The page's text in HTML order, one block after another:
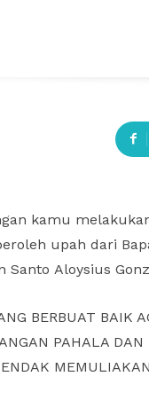
kamu
upah dari
Santo Aloysius
BERBUAT BAIK
PAHALA